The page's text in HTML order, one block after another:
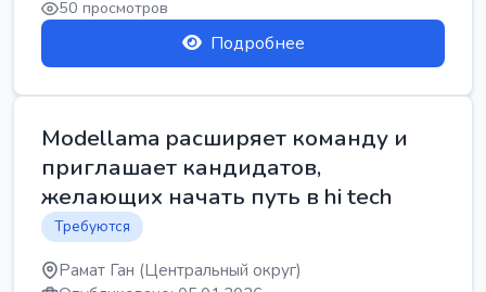
50 просмотров
Подробнее
Modellama расширяет команду и
приглашает кандидатов,
желающих начать путь в hi tech
Требуются
Рамат Ган (Центральный округ)